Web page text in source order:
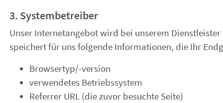
3. Systembetreiber
Unser Internetangebot wird bei unserem
speichert für uns folgende Informationen, die Ihr
Browsertyp/-version
verwendetes Betriebssystem
Referrer URL (die zuvor besuchte Seite)